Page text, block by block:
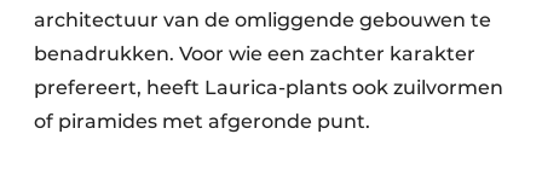
architectuur van de omliggende gebouwen te
benadrukken. Voor wie een zachter karakter
prefereert, heeft Laurica-plants ook zuilvormen
of piramides met afgeronde punt.